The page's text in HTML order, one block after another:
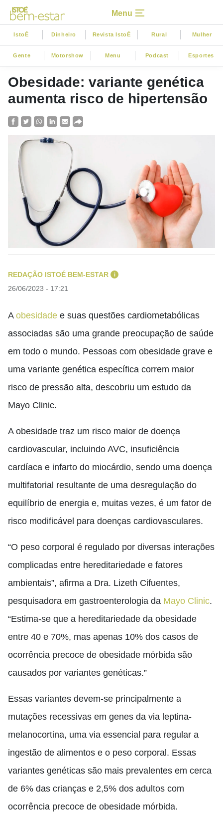
Menu
IstoÉ Dinheiro Revista IstoÉ Rural Mulher
Gente Motorshow Menu Podcast Esportes
Obesidade: variante genética
aumenta risco de hipertensão
REDAÇÃO ISTOÉ BEM-ESTAR i
26/06/2023 - 17:21
A obesidade e suas questões cardiometabólicas
associadas são uma grande preocupação de saúde
em todo o mundo. Pessoas com obesidade grave e
uma variante genética específica correm maior
risco de pressão alta, descobriu um estudo da
Mayo Clinic.
A obesidade traz um risco maior de doença
cardiovascular, incluindo AVC, insuficiência
cardíaca e infarto do miocárdio, sendo uma doença
multifatorial resultante de uma desregulação do
equilíbrio de energia e, muitas vezes, é um fator de
risco modificável para doenças cardiovasculares.
“O peso corporal é regulado por diversas interações
complicadas entre hereditariedade e fatores
ambientais”, afirma a Dra. Lizeth Cifuentes,
pesquisadora em gastroenterologia da Mayo Clinic.
“Estima-se que a hereditariedade da obesidade
entre 40 e 70%, mas apenas 10% dos casos de
ocorrência precoce de obesidade mórbida são
causados por variantes genéticas.”
Essas variantes devem-se principalmente a
mutações recessivas em genes da via leptina-
melanocortina, uma via essencial para regular a
ingestão de alimentos e o peso corporal. Essas
variantes genéticas são mais prevalentes em cerca
de 6% das crianças e 2,5% dos adultos com
ocorrência precoce de obesidade mórbida.